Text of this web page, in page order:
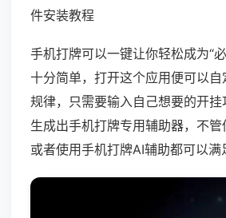
件安装教程
手机打牌可以一键让你轻松成为“
十分简单，打开这个应用便可以
规律，只需要输入自己想要的开
生成出手机打牌专用辅助器，不
或者使用手机打牌AI辅助都可以满